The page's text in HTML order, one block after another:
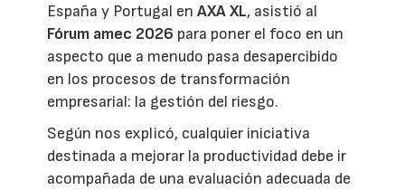
España y Portugal enAXA XL, asistió al
Fórum amec 2026 para poner el foco en un
aspecto que a menudo pasa desapercibido
en los procesos de transformación
empresarial: la gestión del riesgo.
Según nos explicó, cualquier iniciativa
destinada a mejorar la productividad debe ir
acompañada de una evaluación adecuada de